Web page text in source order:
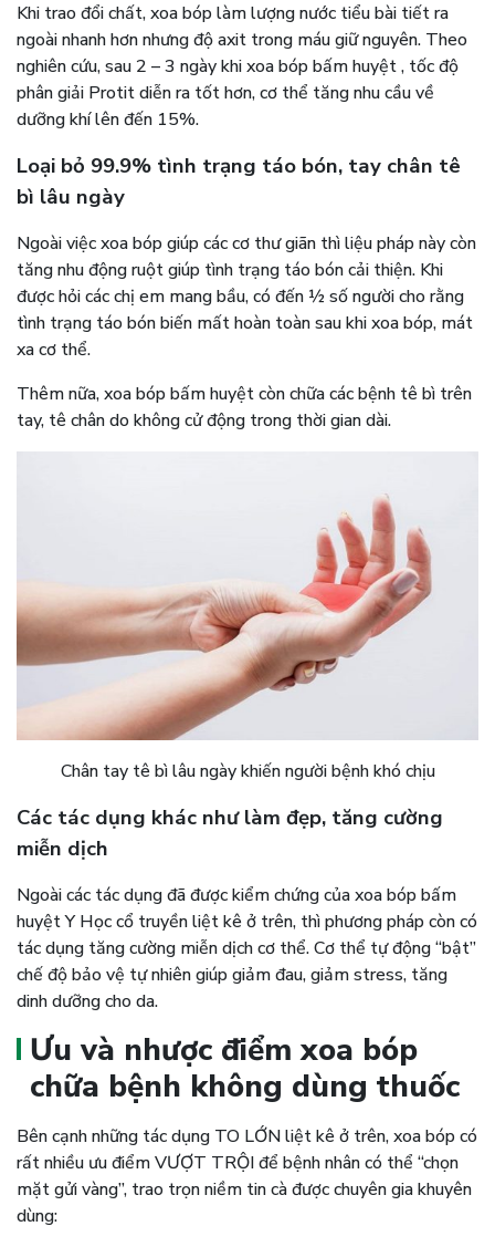
Khi trao đổi chất, xoa bóp làm lượng nước tiểu bài tiết ra
ngoài nhanh hơn nhưng độ axit trong máu giữ nguyên. Theo
nghiên cứu, sau 2 – 3 ngày khi xoa bóp bấm huyệt , tốc độ
phân giải Protit diễn ra tốt hơn, cơ thể tăng nhu cầu về
dưỡng khí lên đến 15%.
Loại bỏ 99.9% tình trạng táo bón, tay chân tê
bì lâu ngày
Ngoài việc xoa bóp giúp các cơ thư giãn thì liệu pháp này còn
tăng nhu động ruột giúp tình trạng táo bón cải thiện. Khi
được hỏi các chị em mang bầu, có đến ½ số người cho rằng
tình trạng táo bón biến mất hoàn toàn sau khi xoa bóp, mát
xa cơ thể.
Thêm nữa, xoa bóp bấm huyệt còn chữa các bệnh tê bì trên
tay, tê chân do không cử động trong thời gian dài.
Chân tay tê bì lâu ngày khiến người bệnh khó chịu
Các tác dụng khác như làm đẹp, tăng cường
miễn dịch
Ngoài các tác dụng đã được kiểm chứng của xoa bóp bấm
huyệt Y Học cổ truyền liệt kê ở trên, thì phương pháp còn có
tác dụng tăng cường miễn dịch cơ thể. Cơ thể tự động “bật”
chế độ bảo vệ tự nhiên giúp giảm đau, giảm stress, tăng
dinh dưỡng cho da.
Ưu và nhược điểm xoa bóp
chữa bệnh không dùng thuốc
Bên cạnh những tác dụng TO LỚN liệt kê ở trên, xoa bóp có
rất nhiều ưu điểm VƯỢT TRỘI để bệnh nhân có thể “chọn
mặt gửi vàng”, trao trọn niềm tin cà được chuyên gia khuyên
dùng: